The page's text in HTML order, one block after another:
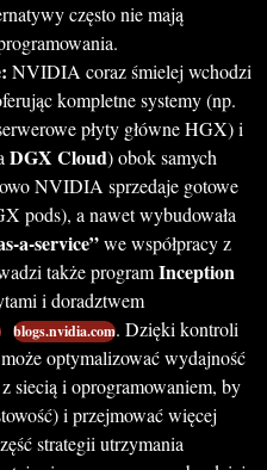
często nie mają
NVIDIA coraz śmielej wchodzi
kompletne systemy (np.
płyty główneHGX) i
DGX Cloud) obok samych
NVIDIA sprzedaje gotowe
pods), a nawet wybudowała
a-service”we współpracy z
także programInception
i doradztwem
blogs.nvidia.com. Dzięki kontroli
optymalizować wydajność
siecią i oprogramowaniem, by
i przejmować więcej
strategii utrzymania